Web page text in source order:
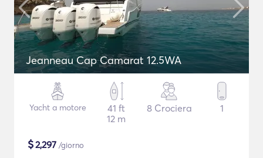
Jeanneau Cap Camarat 12.5WA
Yacht a motore
41 ft
12 m
8 Crociera 1
$2,297 /giorno